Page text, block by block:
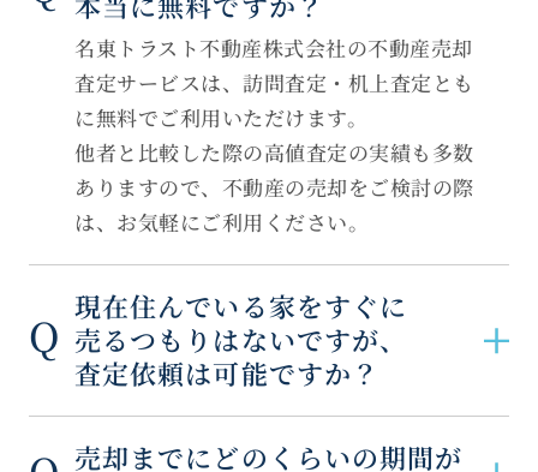
名東トラスト不動産株式会社の不動産売却
査定サービスは、訪問査定・机上査定とも
に無料でご利用いただけます。
他者と比較した際の高値査定の実績も多数
ありますので、不動産の売却をご検討の際
は、お気軽にご利用ください。
現在住んでいる家をすぐに
売るつもりはないですが、
査定依頼は可能ですか？
売却までにどのくらいの期間が